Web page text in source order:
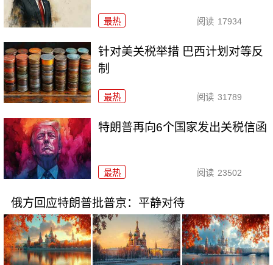
最热 阅读 17934
针对美关税举措 巴西计划对等反
制
最热 阅读 31789
特朗普再向6个国家发出关税信函
最热 阅读 23502
俄方回应特朗普批普京：平静对待